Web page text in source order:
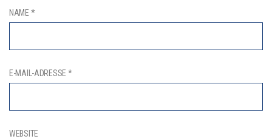
NAME *
E-MAIL-ADRESSE *
WEBSITE